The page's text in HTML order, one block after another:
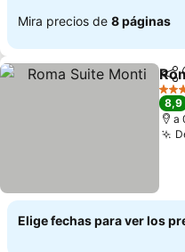
Mira precios de 8 páginas
4
8,9
a
Elige fechas para ver los